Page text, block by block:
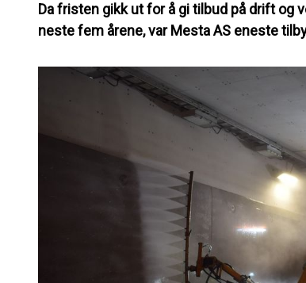
Da fristen gikk ut for å gi tilbud på drift og
neste fem årene, var Mesta AS eneste